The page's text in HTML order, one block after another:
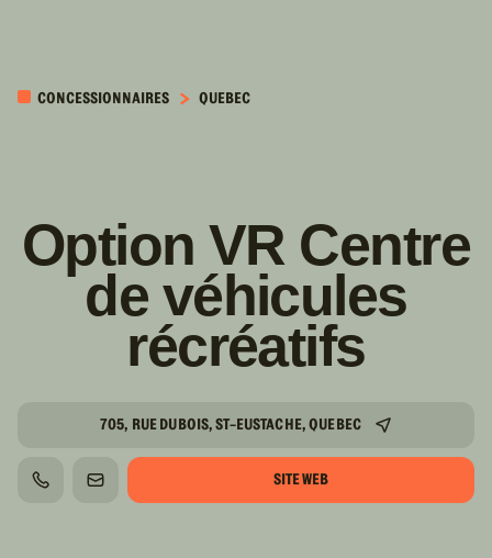
CONTENUCONCESSIONNAIRES QUEBEC
Option VR Centre
de véhicules
récréatifs
705, RUE DUBOIS, ST-EUSTACHE, QUEBEC
TÉLÉPHONECOURRIEL SITE WEB